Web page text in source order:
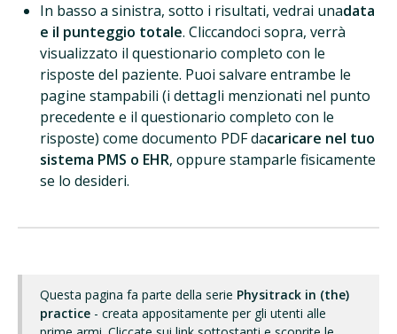
In basso a sinistra, sotto i risultati, vedrai unadata
e il punteggio totale. Cliccandoci sopra, verrà
visualizzato il questionario completo con le
risposte del paziente. Puoi salvare entrambe le
pagine stampabili (i dettagli menzionati nel punto
precedente e il questionario completo con le
risposte) come documento PDF dacaricare nel tuo
sistema PMS o EHR, oppure stamparle fisicamente
se lo desideri.
Questa pagina fa parte della serie Physitrack in (the)
practice - creata appositamente per gli utenti alle